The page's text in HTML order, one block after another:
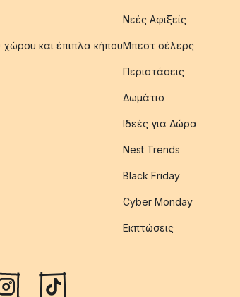
και έπιπλα κήπου
Νεές Αφιξείς
Μπεστ σέλερς
Περιστάσεις
Δωμάτιο
Ιδεές για Δώρα
Nest Trends
Black Friday
Cyber Monday
Εκπτώσεις